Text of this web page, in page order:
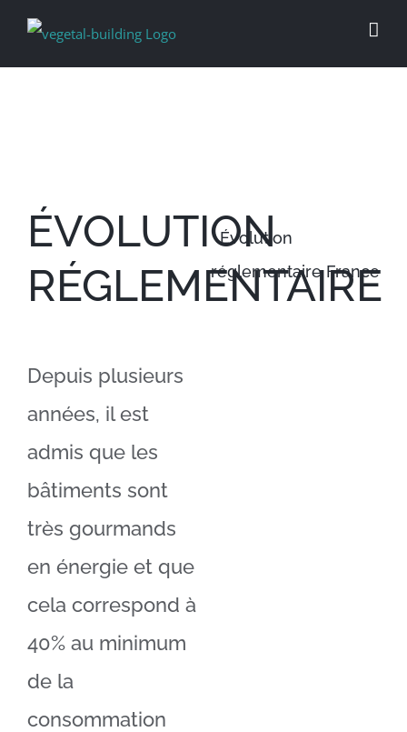
Passer
ÉVOLUTION
RÉGLEMENTAIRE
Depuis plusieurs
années, il est
admis que les
bâtiments sont
très gourmands
en énergie et que
cela correspond à
40% au minimum
de la
consommation
Évolution
réglementaire France